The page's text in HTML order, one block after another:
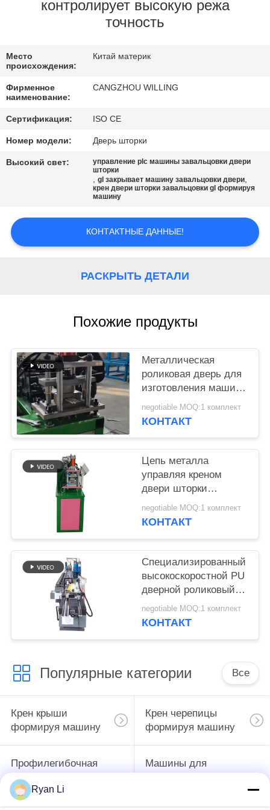
КОНТРОЛЬ
КАРТА
САЙТА
ПОЛИТИКА
КОНФИДЕНЦИАЛЬНОСТИ
контролирует высокую режа
точность
Место
происхождения:
Китай материк
Фирменное
наименование:
CANGZHOU WILLING
Сертификация: ISO CE
Номер модели: Дверь шторки
Высокий свет:
управление plc машины завальцовки двери
шторки
,gl закрывает машину завальцовки двери,
крен двери шторки завальцовки gl формируя
машину
КОНТАКТНЫЕ ДАННЫЕ!
РАСКРЫТЬ ДЕТАЛИ
Похожие продукты
Металлическая
роликовая дверь для
изготовления машин
Роликовая жалюзи
для дверей Стальная
формирования
negotiable MOQ:1 комплект
КОНТАКТ
Цепь металла
управляя креном
двери шторки
формируя скорость
20-30m/Min машины
negotiable MOQ:1 комплект
КОНТАКТ
Специализированный
высокоскоростной PU
дверной роликовый
жалюзи ролл
формирования
negotiable MOQ:1 комплект
КОНТАКТ
Популярные категории Все
Крен крыши
формируя машину
Крен черепицы
формируя машину
Профилегибочная
машина для
производства
пуховых труб
Машины для
жалюзи
Ryan Li